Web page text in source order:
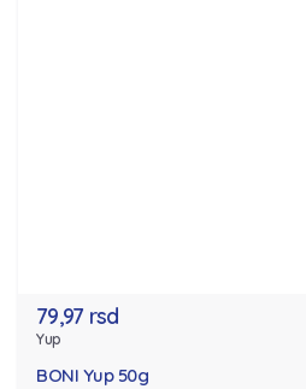
79,97 rsd
Yup
BONI Yup 50g